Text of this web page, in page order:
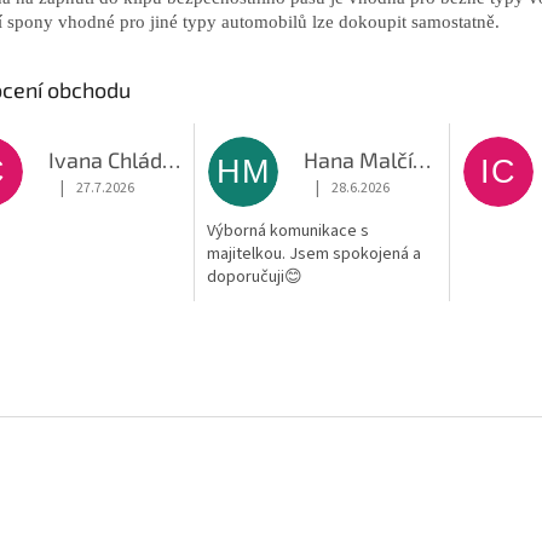
spony vhodné pro jiné typy automobilů lze dokoupit samostatně.
obchodu
Ivana Chládková
Hodnocení obchodu je 5 z 5 hvězdiček.
| 27.7.2026 HM Hana Malčíková
Hodnocení obchodu je 5 z 5
| 28.6.2026
Výborná komunikace s
majitelkou. Jsem spokojená a
doporučuji😊
IC